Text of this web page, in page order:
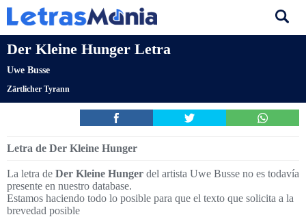
Der Kleine Hunger Letra
Uwe Busse
Zärtlicher Tyrann
Letra de Der Kleine Hunger
La letra de Der Kleine Hunger del artista Uwe Busse no es todavía
presente en nuestro database.
Estamos haciendo todo lo posible para que el texto que solicita a la
brevedad posible